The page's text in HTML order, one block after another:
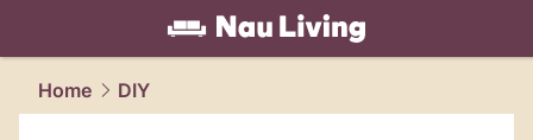
living.NAU.ch
Home DIY